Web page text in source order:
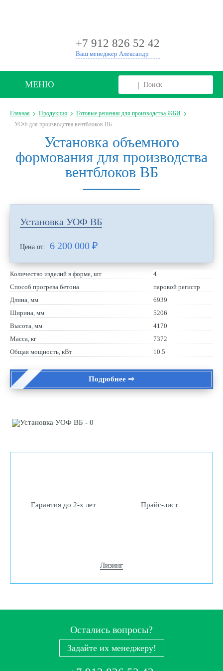
+7 912 826 52 42
Ваш менеджер Александр
МЕНЮ
Главная Продукция
Готовые решения для производства ЖБИ
УОФ для производства вентблоков ВБ
Установка объемного
формования для производства
вентблоков ВБ
Установка УОФ ВБ
Цена от: 6 200 000 ₽
Количество изделий в форме, шт
4
Способ прогрева бетона
паровой регистр
Длина, мм
6939
Ширина, мм
5206
Высота, мм
4170
Масса, кг
7372
Общая мощность, кВт
10.5
Подробнее ⇒
Гарантия до 2-х лет Прайс-лист
Лизинг
Остались вопросы?
Задайте их менеджеру!